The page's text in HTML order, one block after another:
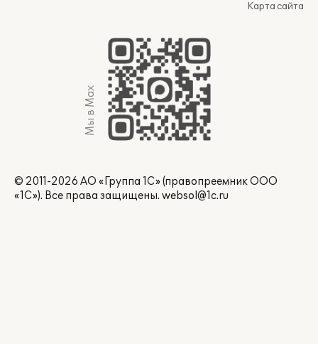
Карта сайта
Мы в Max
© 2011-2026 АО «Группа 1С» (правопреемник ООО
«1С»). Все права защищены. websol@1c.ru